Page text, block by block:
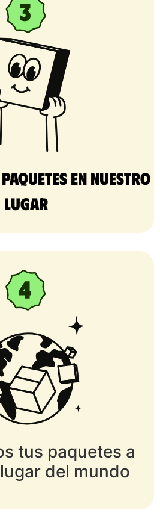
en nuestro
lugar
tus paquetes a
del mundo